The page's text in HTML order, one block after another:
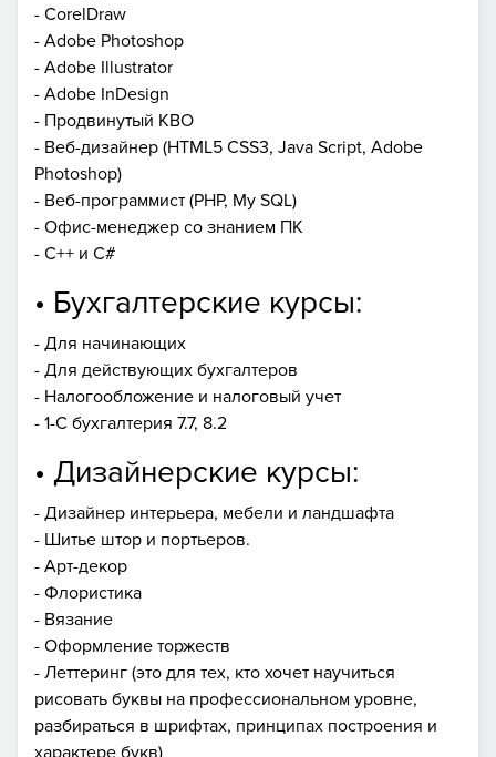
- CorelDraw
- Adobe Photoshop
- Adobe Illustrator
- Adobe InDesign
- Продвинутый КВО
- Веб-дизайнер (HTML5 CSS3, Java Script, Adobe
Photoshop)
- Веб-программист (PHP, My SQL)
- Офис-менеджер со знанием ПК
- С++ и С#
• Бухгалтерские курсы:
- Для начинающих
- Для действующих бухгалтеров
- Налогообложение и налоговый учет
- 1-С бухгалтерия 7.7, 8.2
• Дизайнерские курсы:
- Дизайнер интерьера, мебели и ландшафта
- Шитье штор и портьеров.
- Арт-декор
- Флористика
- Вязание
- Оформление торжеств
- Леттеринг (это для тех, кто хочет научиться
рисовать буквы на профессиональном уровне,
разбираться в шрифтах, принципах построения и
характере букв)